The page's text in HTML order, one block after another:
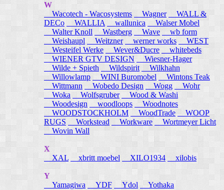
W
Wacotech - Wacosystems
Wagner
WALL &
DECo
WALLIA wallunica
Walser Mobel
Walter Knoll
Wastberg Wave
wb form
Weishaupl
Weitzner werner works
WEST
Westeifel Werke
Wever&Ducre
whitebeds
WIENER GTV DESIGN
Wiesner-Hager
Wilde + Spieth
Wildspirit
Wilkhahn
Willowlamp
WINI Buromobel
Wintons Teak
Wittmann
Wobedo Design Wogg
Wohr
Woka
Wolfsgruber
Wood & Washi
Woodesign
woodloops
Woodnotes
WOODSTOCKHOLM
WoodTrade
WOOP
RUGS
Workstead Workware
Wortmeyer Licht
Wovin Wall
X
XAL
xbritt moebel XILO1934 xilobis
Y
Yamagiwa
YDF Ydol Yothaka